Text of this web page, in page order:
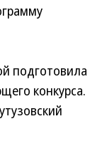
подготовила
конкурса.